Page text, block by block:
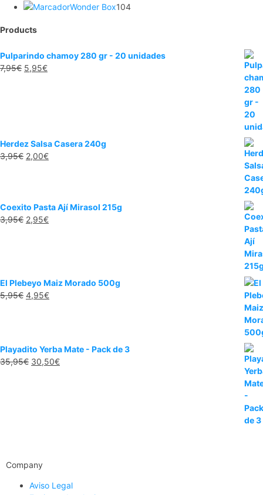
Wonder Box104
Products
Pulparindo chamoy 280 gr - 20 unidades
7,95€ 5,95€
Herdez Salsa Casera 240g
3,95€ 2,00€
Coexito Pasta Ají Mirasol 215g
3,95€ 2,95€
El Plebeyo Maiz Morado 500g
5,95€ 4,95€
Playadito Yerba Mate - Pack de 3
35,95€ 30,50€
Company
Aviso Legal